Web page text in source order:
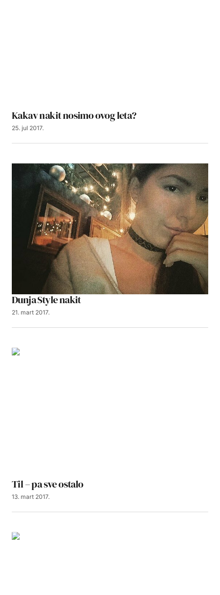
Kakav nakit nosimo ovog leta?
25. jul 2017.
Dunja Style nakit
21. mart 2017.
Til – pa sve ostalo
13. mart 2017.